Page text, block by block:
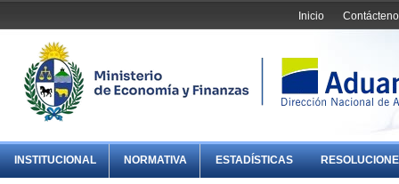
Inicio
INSTITUCIONAL NORMATIVA ESTADÍSTICAS